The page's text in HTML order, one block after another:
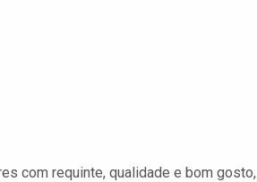
com requinte, qualidade e bom gosto,